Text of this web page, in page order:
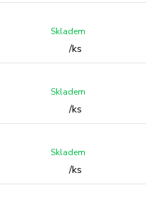
/ks
Skladem
/ks
Skladem
/ks
Skladem